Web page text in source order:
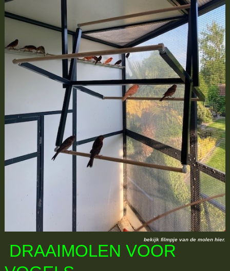
bekijk filmpje van de molen hier.
DRAAIMOLEN VOOR